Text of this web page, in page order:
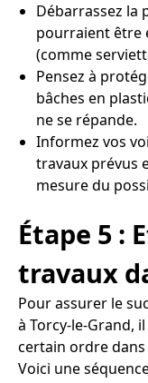
Débarrassez la
pourraient être
(comme
Pensez à
bâches en
ne se répande.
Informez vos
travaux prévus
mesure du
Étape 5 :
travaux
Pour assurer le
à Torcy-le-Grand,
certain ordre
Voici une